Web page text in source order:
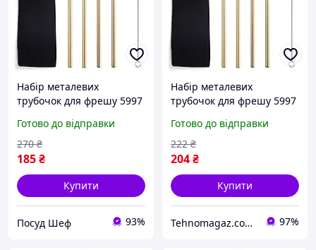
Набір металевих
трубочок для фрешу 5997
ID 4259096
Готово до відправки
185₴
270 ₴
Купити
Посуд Шеф 93%
Набір металевих
трубочок для фрешу 5997
Готово до відправки
204₴
222 ₴
Купити
Tehnomagaz.com.ua - це передовий інтернет-магазин, спеціалізуючийся на продажу техніки 97%